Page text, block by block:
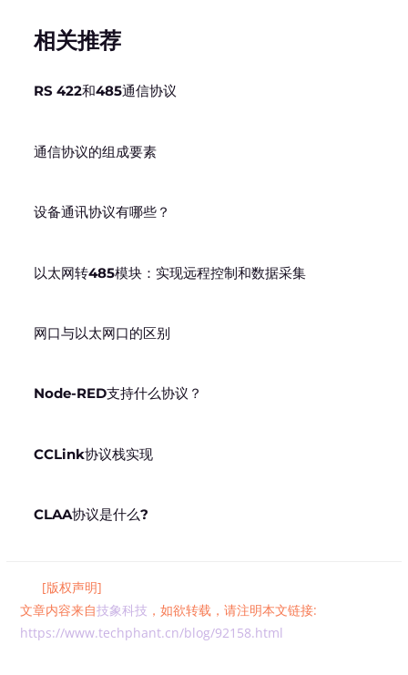
相关推荐
RS 422和485通信协议
通信协议的组成要素
设备通讯协议有哪些？
以太网转485模块：实现远程控制和数据采集
网口与以太网口的区别
Node-RED支持什么协议？
CCLink协议栈实现
CLAA协议是什么?
[版权声明]
文章内容来自技象科技 ，如欲转载，请注明本文链接:
https://www.techphant.cn/blog/92158.html